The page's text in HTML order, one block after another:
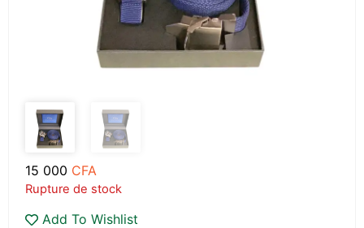
15 000 CFA
Rupture de stock
Add To Wishlist